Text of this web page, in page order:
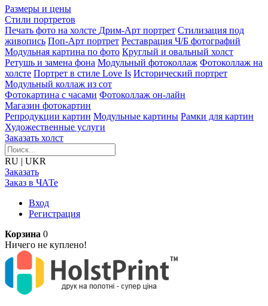
Размеры и цены
Стили портретов
Печать фото на холсте Дрим-Арт портрет Стилизация под
живопись Поп-Арт портрет Реставрация Ч/Б фотографий
Модульная картина по фото Круглый и овальный холст
Ретушь и замена фона Модульный фотоколлаж Фотоколлаж на
холсте Портрет в стиле Love Is Исторический портрет
Модульный коллаж из сот
Фотокартина с часами Фотоколлаж он-лайн
Магазин фотокартин
Репродукции картин Модульные картины Рамки для картин
Художественные услуги
Заказать холст
RU | UKR
Заказать
Заказ в ЧАТе
Вход
Регистрация
Корзина 0
Ничего не куплено!